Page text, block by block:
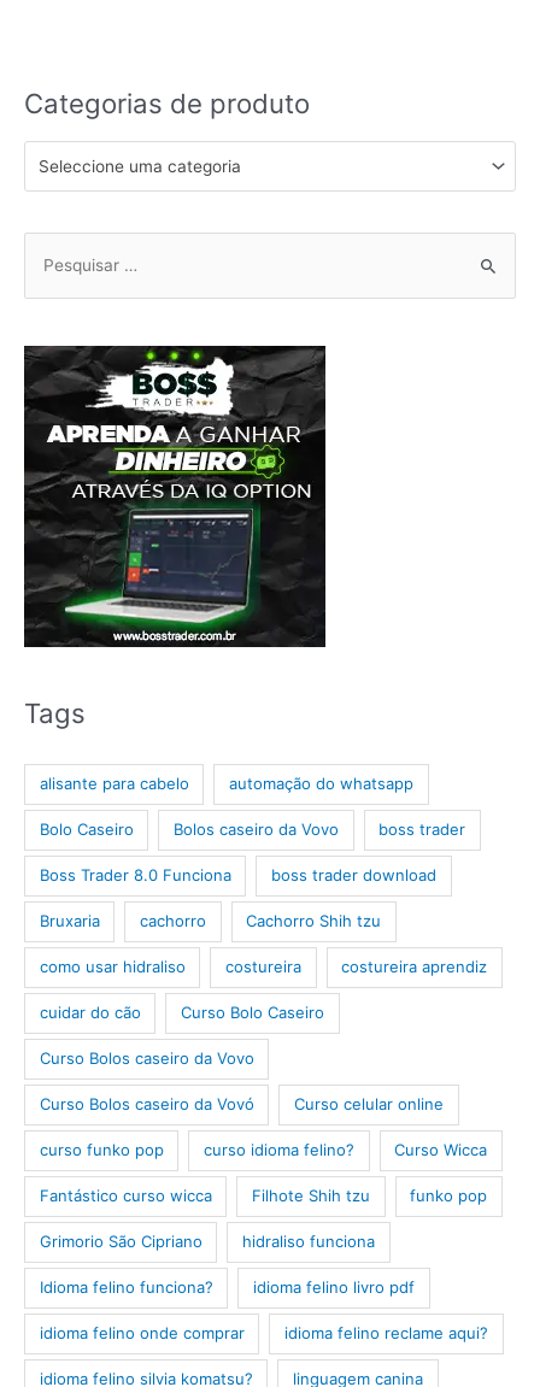
Categorias de produto
Seleccione uma categoria
Pesquisar
Tags
alisante para cabelo automação do whatsapp
Bolo Caseiro Bolos caseiro da Vovo boss trader
Boss Trader 8.0 Funciona boss trader download
Bruxaria cachorro Cachorro Shih tzu
como usar hidraliso costureira costureira aprendiz
cuidar do cão Curso Bolo Caseiro
Curso Bolos caseiro da Vovo
Curso Bolos caseiro da Vovó Curso celular online
curso funko pop curso idioma felino? Curso Wicca
Fantástico curso wicca Filhote Shih tzu funko pop
Grimorio São Cipriano hidraliso funciona
Idioma felino funciona? idioma felino livro pdf
idioma felino onde comprar idioma felino reclame aqui?
idioma felino silvia komatsu? linguagem canina